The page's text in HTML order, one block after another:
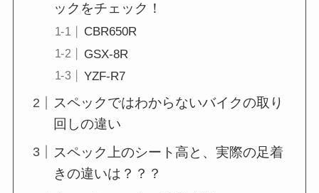
ックをチェック！
CBR650R
GSX-8R
YZF-R7
スペックではわからないバイクの取り
回しの違い
スペック上のシート高と、実際の足着
きの違いは？？？